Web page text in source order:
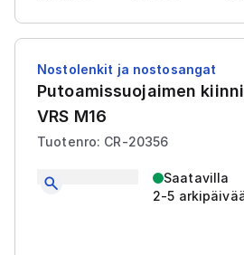
Nostolenkit ja nostosangat
Putoamissuojaimen
VRS M16
Tuotenro: CR-20356
Saatavilla
2-5